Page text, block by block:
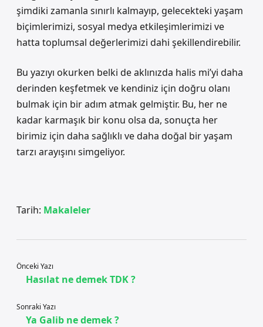
şimdiki zamanla sınırlı kalmayıp, gelecekteki yaşam
biçimlerimizi, sosyal medya etkileşimlerimizi ve
hatta toplumsal değerlerimizi dahi şekillendirebilir.
Bu yazıyı okurken belki de aklınızda halis mi’yi daha
derinden keşfetmek ve kendiniz için doğru olanı
bulmak için bir adım atmak gelmiştir. Bu, her ne
kadar karmaşık bir konu olsa da, sonuçta her
birimiz için daha sağlıklı ve daha doğal bir yaşam
tarzı arayışını simgeliyor.
Tarih: Makaleler
Önceki Yazı
Hasılat ne demek TDK ?
Sonraki Yazı
Ya Galib ne demek ?